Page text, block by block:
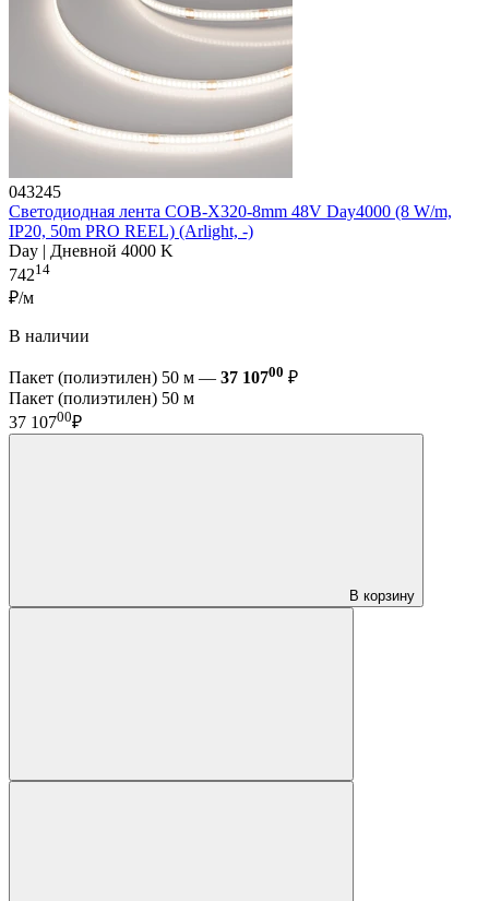
043245
Светодиодная лента COB-X320-8mm 48V Day4000 (8 W/m,
IP20, 50m PRO REEL) (Arlight, -)
Day | Дневной 4000 K
74214
₽/м
В наличии
Пакет (полиэтилен) 50 м — 37 10700 ₽
Пакет (полиэтилен) 50 м
37 10700₽
В корзину